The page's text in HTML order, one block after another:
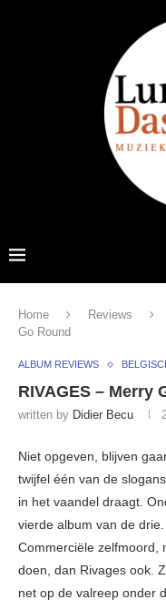
Home Reviews
Go Round
ALBUM REVIEWS
RIVAGES – Merry
written by Didier Becu
Niet opgeven, blijven
twijfel één van de
in het vaandel draagt.
vierde album van de
Commerciële zelfmoord,
doen, dan Rivages ook.
net op de valreep onder